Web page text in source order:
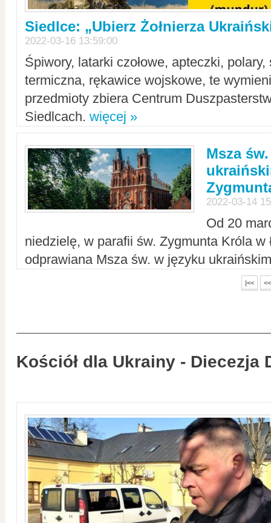
Siedlce: „Ubierz Żołnierza
2022-03-16 13:59:00
Śpiwory, latarki czołowe, apteczki,
termiczna, rękawice wojskowe, te
przedmioty zbiera Centrum
Siedlcach. więcej »
Msza
2022-03-14
Od 20
niedzielę, w parafii św. Zygmunta Króla w
odprawiana Msza św. w języku
|<< <<
Kościół dla Ukrainy - Diecezja